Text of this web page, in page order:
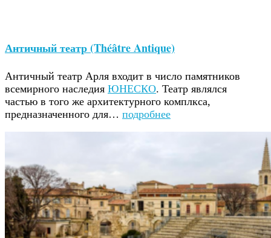
Античный театр (Théâtre Antique)
Античный театр Арля входит в число памятников
всемирного наследия ЮНЕСКО. Театр являлся
частью в того же архитектурного комплкса,
предназначенного для… подробнее